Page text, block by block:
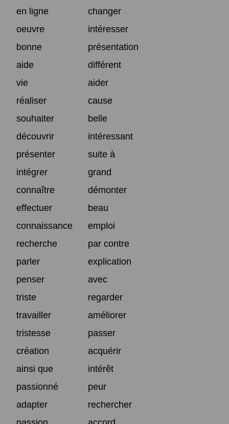
en ligne
changer
oeuvre
intéresser
bonne
présentation
aide
différent
vie
aider
réaliser
cause
souhaiter
belle
découvrir
intéressant
présenter
suite à
intégrer
grand
connaître
démonter
effectuer
beau
connaissance
emploi
recherche
par contre
parler
explication
penser
avec
triste
regarder
travailler
améliorer
tristesse
passer
création
acquérir
ainsi que
intérêt
passionné
peur
adapter
rechercher